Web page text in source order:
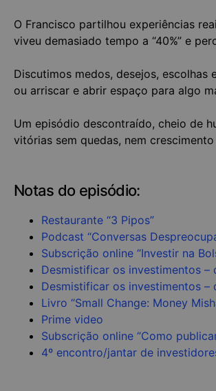
O Francisco partilhou experiências
viveu demasiado tempo a “40%” e
Discutimos medos, desejos,
ou arriscar e abrir espaço para algo
Um episódio descontraído, cheio de
vitórias sem quedas, nem
Notas do episódio:
Restaurante “3 Pipos”
Podcast “Conversas
Subscrição online “Investir na
Desmistificar os investimentos –
Desmistificar os investimentos –
Livro “Small Change: Money
Prime video
Subscrição online “Como
4º encontro/jantar de